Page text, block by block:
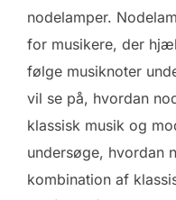
nodelamper.
for musikere, der
følge musiknoter
vil se på, hvordan
klassisk musik og
undersøge, hvordan
kombination af